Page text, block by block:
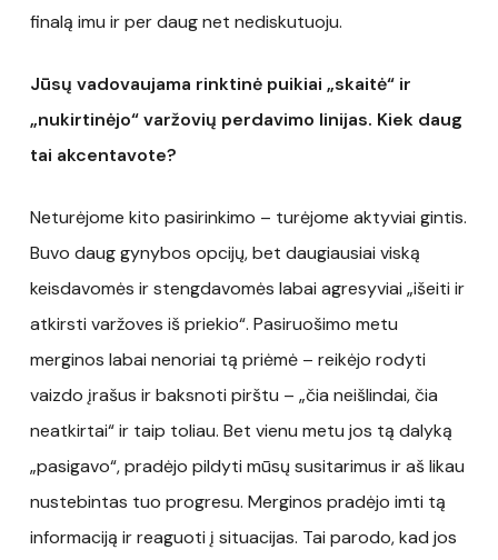
finalą imu ir per daug net nediskutuoju.
Jūsų vadovaujama rinktinė puikiai „skaitė“ ir
„nukirtinėjo“ varžovių perdavimo linijas. Kiek daug
tai akcentavote?
Neturėjome kito pasirinkimo – turėjome aktyviai gintis.
Buvo daug gynybos opcijų, bet daugiausiai viską
keisdavomės ir stengdavomės labai agresyviai „išeiti ir
atkirsti varžoves iš priekio“. Pasiruošimo metu
merginos labai nenoriai tą priėmė – reikėjo rodyti
vaizdo įrašus ir baksnoti pirštu – „čia neišlindai, čia
neatkirtai“ ir taip toliau. Bet vienu metu jos tą dalyką
„pasigavo“, pradėjo pildyti mūsų susitarimus ir aš likau
nustebintas tuo progresu. Merginos pradėjo imti tą
informaciją ir reaguoti į situacijas. Tai parodo, kad jos